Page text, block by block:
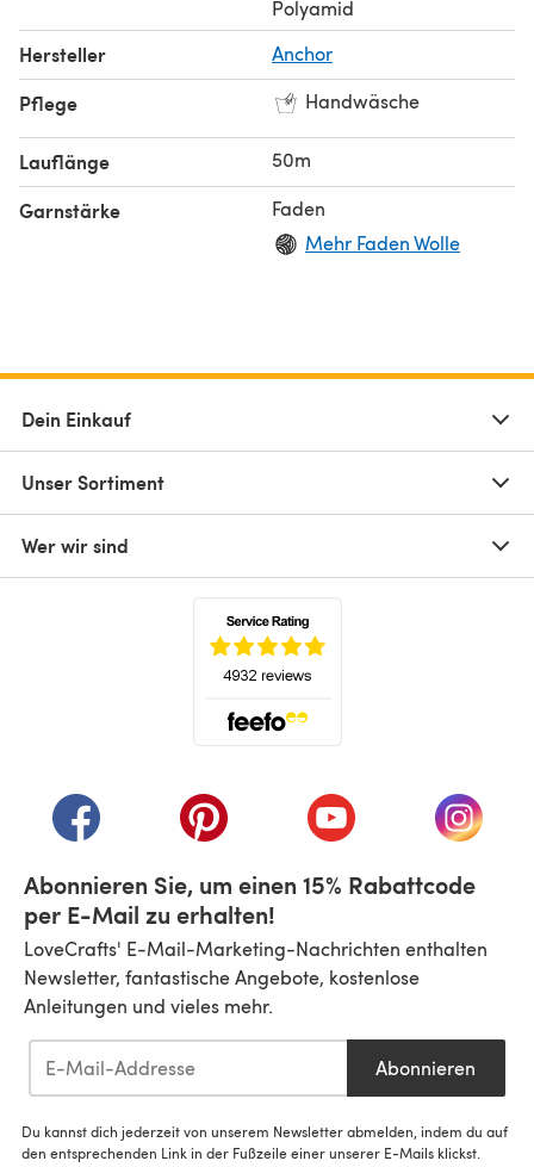
Polyamid
Hersteller Anchor
Pflege Handwäsche
Lauflänge 50m
Garnstärke
Faden
Mehr Faden Wolle
Dein Einkauf
Unser Sortiment
Wer wir sind
(öffnet sich in einem neuen Tab)
(öffnet sich in einem neuen Tab)
(öffnet sich in einem
(öffnet
Abonnieren Sie, um einen 15% Rabattcode
per E-Mail zu erhalten!
LoveCrafts' E-Mail-Marketing-Nachrichten enthalten
Newsletter, fantastische Angebote, kostenlose
Anleitungen und vieles mehr.
Abonnieren
Du kannst dich jederzeit von unserem Newsletter abmelden, indem du auf
den entsprechenden Link in der Fußzeile einer unserer E-Mails klickst.